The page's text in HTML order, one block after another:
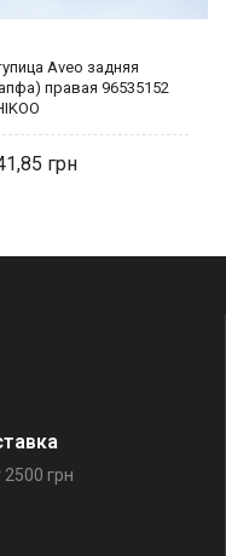
Aveo задняя
правая 96535152
грн